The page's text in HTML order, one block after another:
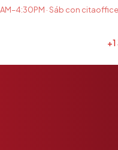
· Sáb con cita